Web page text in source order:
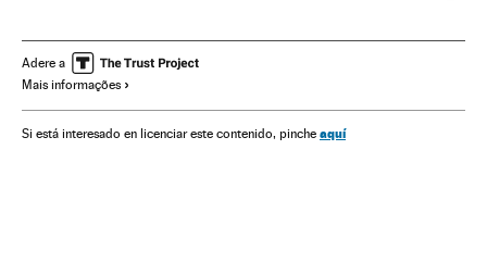
Festivais cinema Festivais
Cinema Força segurança
Adere a
Mais informações
Si está interesado en licenciar este contenido, pinche aquí